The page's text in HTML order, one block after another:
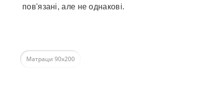
пов'язані, але не однакові.
Матраци 90х200